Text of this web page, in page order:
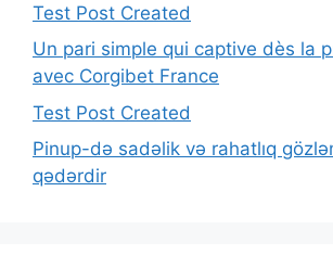
Test Post Created
Un pari simple qui captive dès la
avec Corgibet France
Test Post Created
Pinup-də sadəlik və rahatlıq
qədərdir